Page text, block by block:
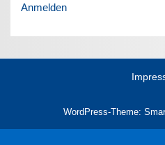
Anmelden
WordPress-Theme: